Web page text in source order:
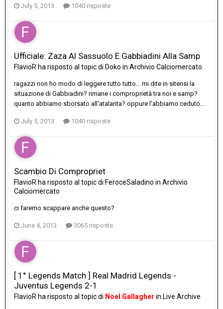
July 5, 2013 1040 risposte
Ufficiale: Zaza Al Sassuolo E Gabbiadini Alla Samp
FlavioR ha risposto al topic di Doko in Archivio Calciomercato
ragazzi non ho modo di leggere tutto tutto... mi dite in sitensi la
situazione di Gabbiadini? rimane i comproprietà tra noi e samp?
quanto abbiamo sborsato all'atalanta? oppure l'abbiamo ceduto...
July 5, 2013 1040 risposte
Scambio Di Compropriet
FlavioR ha risposto al topic di FeroceSaladino in Archivio
Calciomercato
ci faremo scappare anche questo?
June 4, 2013 3065 risposte
[ 1° Legends Match ] Real Madrid Legends -
Juventus Legends 2-1
FlavioR ha risposto al topic di Noel Gallagher in Live Archive